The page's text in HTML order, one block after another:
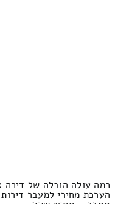
כמה עולה הובלה של דירה 3x חדרים משדות ים לכפר גדעון?